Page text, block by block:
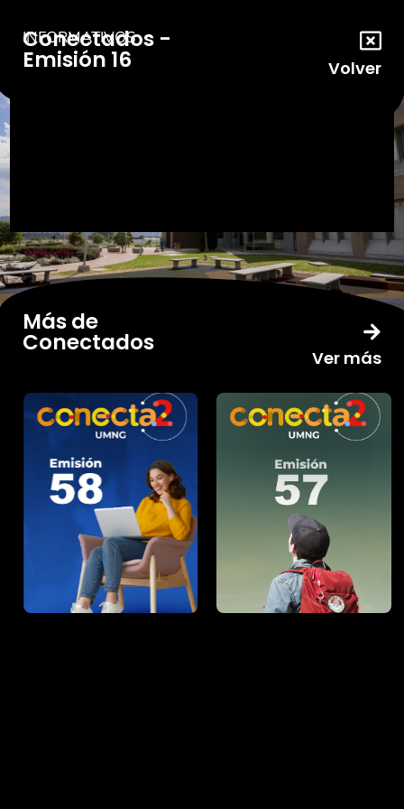
INFORMATIVOS
Conectados -
Emisión 16 Volver
Más de
Conectados
Ver más